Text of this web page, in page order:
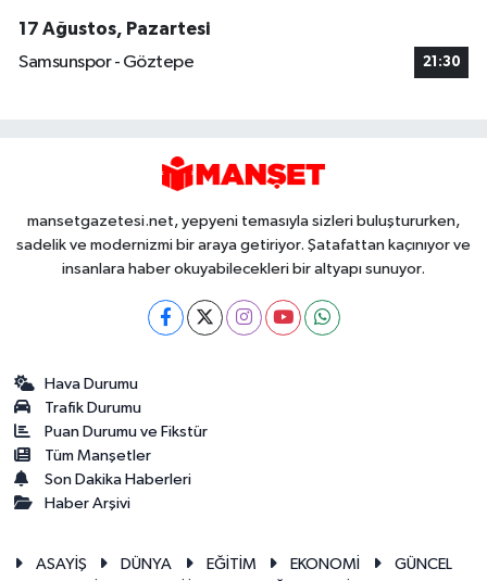
17 Ağustos, Pazartesi
Samsunspor - Göztepe
21:30
mansetgazetesi.net, yepyeni temasıyla sizleri buluştururken,
sadelik ve modernizmi bir araya getiriyor. Şatafattan kaçınıyor ve
insanlara haber okuyabilecekleri bir altyapı sunuyor.
Hava Durumu
Trafik Durumu
Puan Durumu ve Fikstür
Tüm Manşetler
Son Dakika Haberleri
Haber Arşivi
ASAYİŞ DÜNYA EĞİTİM EKONOMİ
GÜNCEL